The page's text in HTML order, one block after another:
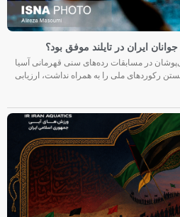
ایران در تایلند موفق بود؟
در مسابقات رده‌های سنی قهرمانی آسیا
شکستن رکوردهای ملی را به همراه نداشت، ارزیابی